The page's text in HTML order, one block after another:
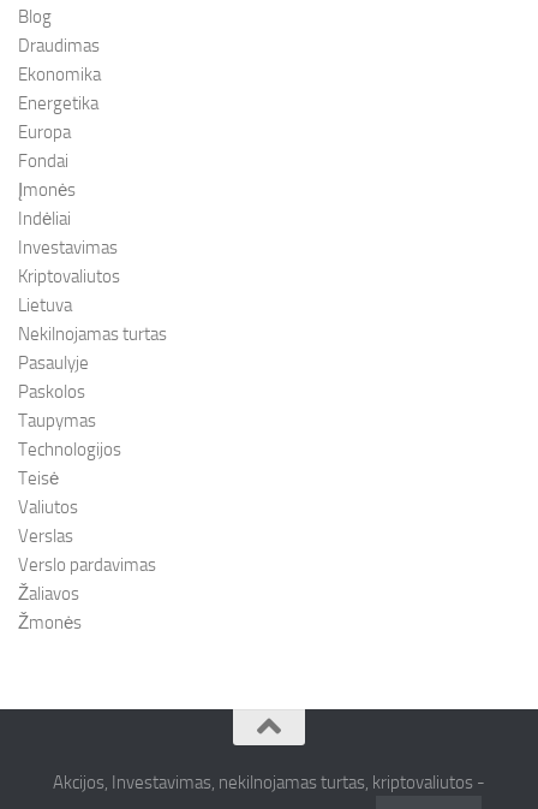
Blog
Draudimas
Ekonomika
Energetika
Europa
Fondai
Įmonės
Indėliai
Investavimas
Kriptovaliutos
Lietuva
Nekilnojamas turtas
Pasaulyje
Paskolos
Taupymas
Technologijos
Teisė
Valiutos
Verslas
Verslo pardavimas
Žaliavos
Žmonės
Akcijos, Investavimas, nekilnojamas turtas, kriptovaliutos -